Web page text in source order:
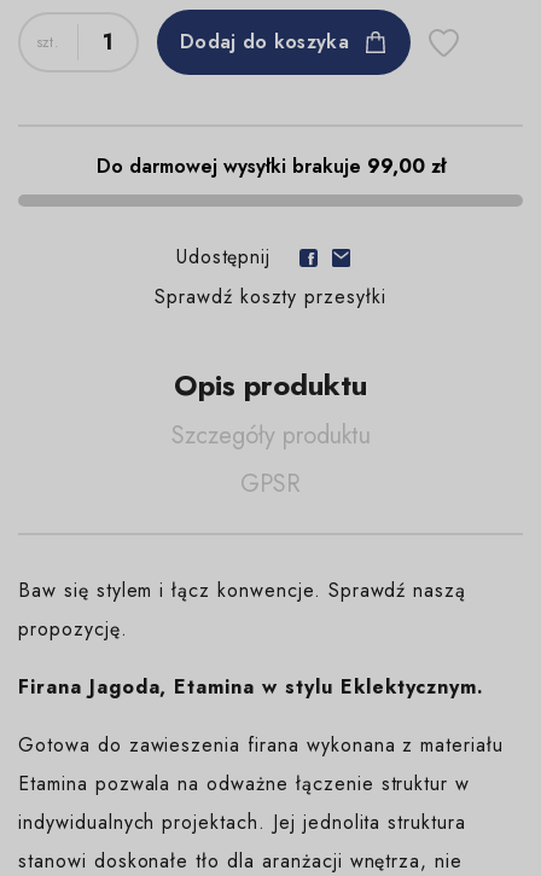
Dodaj do koszyka
Do darmowej wysyłki brakuje 99,00 zł
Udostępnij
Sprawdź koszty przesyłki
Opis produktu
Szczegóły produktu
GPSR
Baw się stylem i łącz konwencje. Sprawdź naszą
propozycję.
Firana Jagoda, Etamina w stylu Eklektycznym.
Gotowa do zawieszenia firana wykonana z materiału
Etamina pozwala na odważne łączenie struktur w
indywidualnych projektach. Jej jednolita struktura
stanowi doskonałe tło dla aranżacji wnętrza, nie